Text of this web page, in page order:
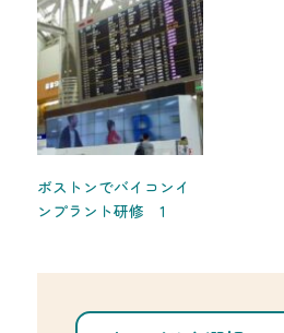
ボストンでバイコンイ
ンプラント研修 1
カ